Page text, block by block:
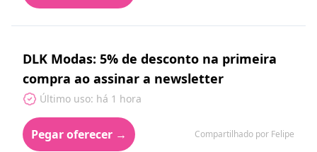
DLK Modas: 5% de desconto na primeira
compra ao assinar a newsletter
Último uso: há 1 hora
Pegar oferecer → Compartilhado por Felipe